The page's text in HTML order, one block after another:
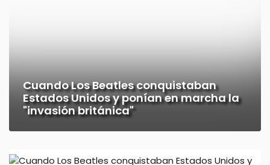
Cuando Los Beatles conquistaban
Estados Unidos y ponían en marcha la
"invasión británica"